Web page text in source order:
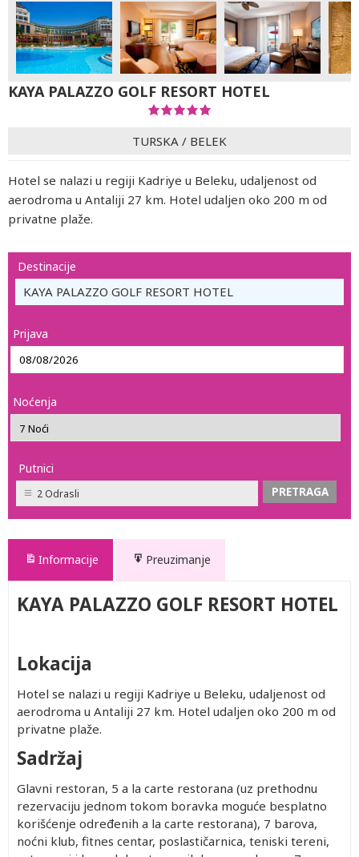
KAYA PALAZZO GOLF RESORT HOTEL
TURSKA / BELEK
Hotel se nalazi u regiji Kadriye u Beleku, udaljenost od
aerodroma u Antaliji 27 km. Hotel udaljen oko 200 m od
privatne plaže.
Destinacije
KAYA PALAZZO GOLF RESORT HOTEL
Prijava
Noćenja
Putnici
2 Odrasli
Informacije Preuzimanje
KAYA PALAZZO GOLF RESORT HOTEL
Lokacija
Hotel se nalazi u regiji Kadriye u Beleku, udaljenost od
aerodroma u Antaliji 27 km. Hotel udaljen oko 200 m od
privatne plaže.
Sadržaj
Glavni restoran, 5 a la carte restorana (uz prethodnu
rezervaciju jednom tokom boravka moguće besplatno
korišćenje određenih a la carte restorana), 7 barova,
noćni klub, fitnes centar, poslastičarnica, teniski tereni,